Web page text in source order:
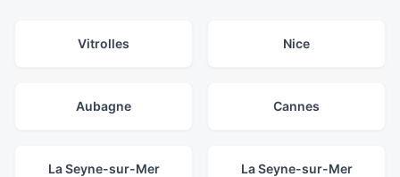
Vitrolles Nice
Aubagne Cannes
La Seyne-sur-Mer La Seyne-sur-Mer